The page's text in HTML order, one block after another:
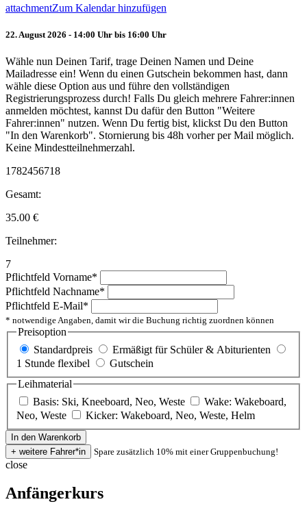
attachmentZum Kalendar hinzufügen
22. August 2026 - 14:00 Uhr bis 16:00 Uhr
Wähle nun Deinen Tarif, trage Deinen Namen und Deine
Mailadresse ein! Wenn du einen Gutschein bekommen hast, dann
wähle diese Option aus und führe den vollständigen
Registrierungsprozess durch! Falls Du gleich mehrere Fahrer:innen
anmelden möchtest, kannst Du dafür den Button "Weitere
Fahrer:innen" nutzen. Wenn Du fertig bist, klickst Du den Button
"In den Warenkorb". Stornierung bis 48h vorher per Mail möglich.
Keine Mindestteilnehmerzahl.
1782456718
Gesamt:
35.00 €
Teilnehmer:
7
Pflichtfeld Vorname*
Pflichtfeld Nachname*
Pflichtfeld E-Mail*
* notwendige Angaben, damit wir die Buchung richtig zuordnen können
Preisoption
Standardpreis
Ermäßigt für Schüler & Abiturienten
1 Stunde flexibel
Gutschein
Leihmaterial
Basis: Ski, Kneeboard, Neo, Weste
Wake: Wakeboard,
Neo, Weste
Kicker: Wakeboard, Neo, Weste, Helm
Spare zusätzlich 10% mit einer Gruppenbuchung!
close
Anfängerkurs